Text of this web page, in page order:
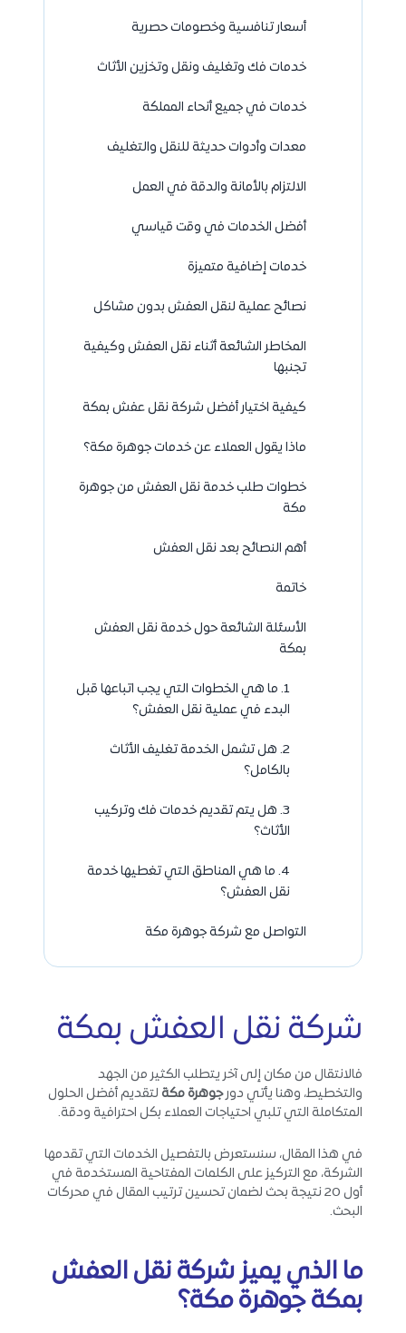
أسعار تنافسية وخصومات حصرية
خدمات فك وتغليف ونقل وتخزين الأثاث
خدمات في جميع أنحاء المملكة
معدات وأدوات حديثة للنقل والتغليف
الالتزام بالأمانة والدقة في العمل
أفضل الخدمات في وقت قياسي
خدمات إضافية متميزة
نصائح عملية لنقل العفش بدون مشاكل
المخاطر الشائعة أثناء نقل العفش وكيفية
تجنبها
كيفية اختيار أفضل شركة نقل عفش بمكة
ماذا يقول العملاء عن خدمات جوهرة مكة؟
خطوات طلب خدمة نقل العفش من جوهرة
مكة
أهم النصائح بعد نقل العفش
خاتمة
الأسئلة الشائعة حول خدمة نقل العفش
بمكة
1. ما هي الخطوات التي يجب اتباعها قبل
البدء في عملية نقل العفش؟
2. هل تشمل الخدمة تغليف الأثاث
بالكامل؟
3. هل يتم تقديم خدمات فك وتركيب
الأثاث؟
4. ما هي المناطق التي تغطيها خدمة
نقل العفش؟
التواصل مع شركة جوهرة مكة
شركة نقل العفش بمكة
فالانتقال من مكان إلى آخر يتطلب الكثير من الجهد
والتخطيط، وهنا يأتي دورجوهرة مكة لتقديم أفضل الحلول
المتكاملة التي تلبي احتياجات العملاء بكل احترافية ودقة.
في هذا المقال، سنستعرض بالتفصيل الخدمات التي تقدمها
الشركة، مع التركيز على الكلمات المفتاحية المستخدمة في
أول 20 نتيجة بحث لضمان تحسين ترتيب المقال في محركات
البحث.
ما الذي يميز شركة نقل العفش
بمكة جوهرة مكة؟